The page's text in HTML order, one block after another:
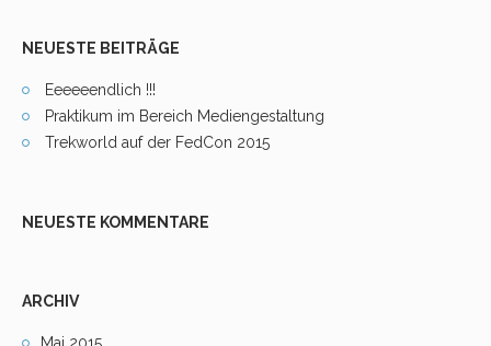
NEUESTE BEITRÄGE
Eeeeeendlich !!!
Praktikum im Bereich Mediengestaltung
Trekworld auf der FedCon 2015
NEUESTE KOMMENTARE
ARCHIV